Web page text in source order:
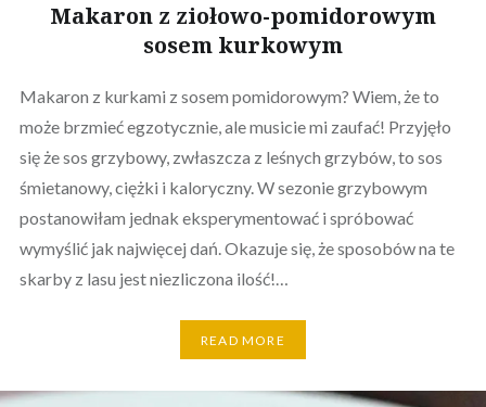
Makaron z ziołowo-pomidorowym
sosem kurkowym
Makaron z kurkami z sosem pomidorowym? Wiem, że to
może brzmieć egzotycznie, ale musicie mi zaufać! Przyjęło
się że sos grzybowy, zwłaszcza z leśnych grzybów, to sos
śmietanowy, ciężki i kaloryczny. W sezonie grzybowym
postanowiłam jednak eksperymentować i spróbować
wymyślić jak najwięcej dań. Okazuje się, że sposobów na te
skarby z lasu jest niezliczona ilość!…
READ MORE